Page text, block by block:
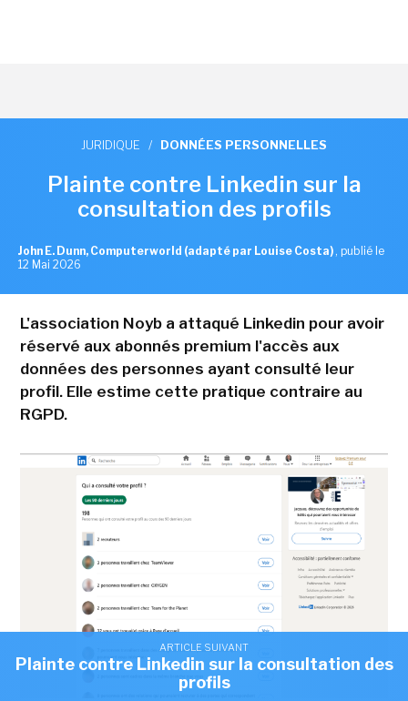
ARTICLE SUIVANT
Plainte contre Linkedin sur la consultation des
profils
JURIDIQUE / DONNÉES PERSONNELLES
Plainte contre Linkedin sur la
consultation des profils
John E. Dunn, Computerworld (adapté par Louise Costa) , publié le
12 Mai 2026
L'association Noyb a attaqué Linkedin pour avoir
réservé aux abonnés premium l'accès aux
données des personnes ayant consulté leur
profil. Elle estime cette pratique contraire au
RGPD.